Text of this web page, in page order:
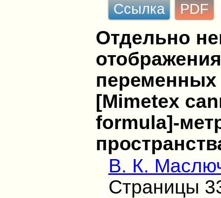
Ссылка PDF
Отдельно
переменных
[Mimetex
formula]-
В. К.
Страницы